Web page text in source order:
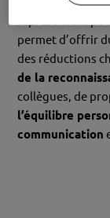
permet d’offrir
des réductions
de la
collègues, de
l’équilibre
communication